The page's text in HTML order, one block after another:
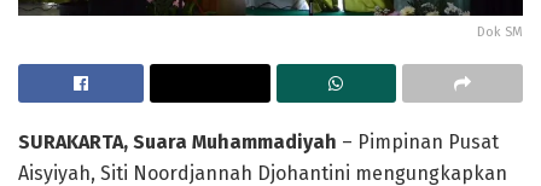
Dok SM
SURAKARTA, Suara Muhammadiyah – Pimpinan Pusat
Aisyiyah, Siti Noordjannah Djohantini mengungkapkan